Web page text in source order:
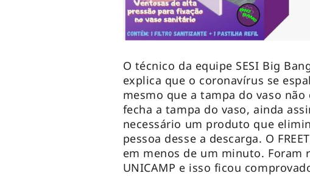
O técnico da equipe SESI Big
explica que o coronavírus se
mesmo que a tampa do vaso
fecha a tampa do vaso, ainda
necessário um produto que
pessoa desse a descarga. O
em menos de um minuto. Foram
UNICAMP e isso ficou